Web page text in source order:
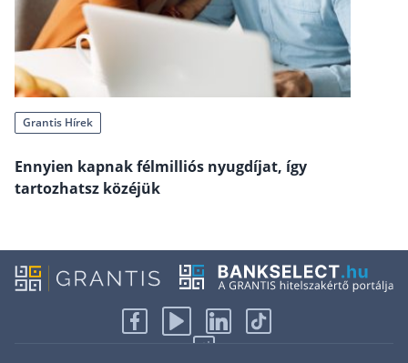
Kapcsolat
Karrier
Grantis Hírek
Ennyien kapnak félmilliós nyugdíjat, így
tartozhatsz közéjük